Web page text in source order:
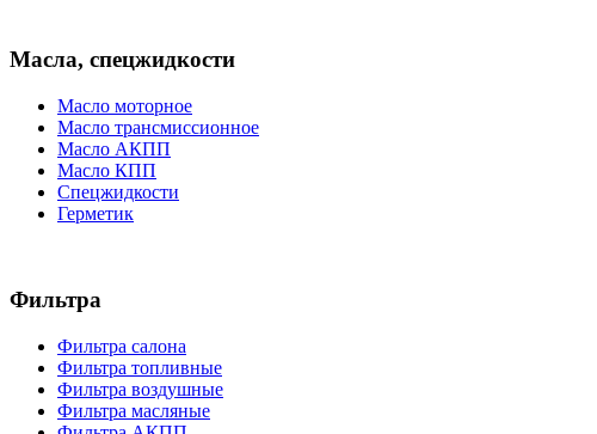
Масла, спецжидкости
Масло моторное
Масло трансмиссионное
Масло АКПП
Масло КПП
Спецжидкости
Герметик
Фильтра
Фильтра салона
Фильтра топливные
Фильтра воздушные
Фильтра масляные